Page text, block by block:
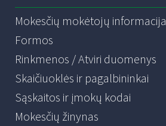
Mokesčių mokėtojų informacija
Formos
Rinkmenos / Atviri duomenys
Skaičiuoklės ir pagalbininkai
Sąskaitos ir įmokų kodai
Mokesčių žinynas